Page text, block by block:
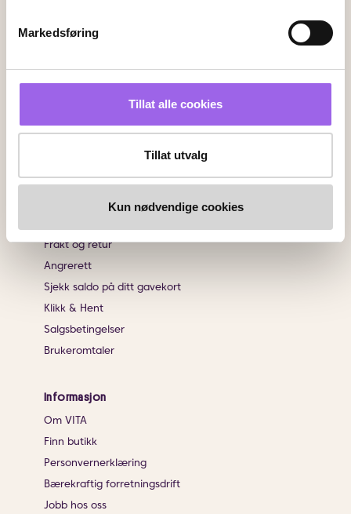
Markedsføring
Tillat alle cookies
Tillat utvalg
Kun nødvendige cookies
Kundeservice
Frakt og retur
Angrerett
Sjekk saldo på ditt gavekort
Klikk & Hent
Salgsbetingelser
Brukeromtaler
Informasjon
Om VITA
Finn butikk
Personvernerklæring
Bærekraftig forretningsdrift
Jobb hos oss